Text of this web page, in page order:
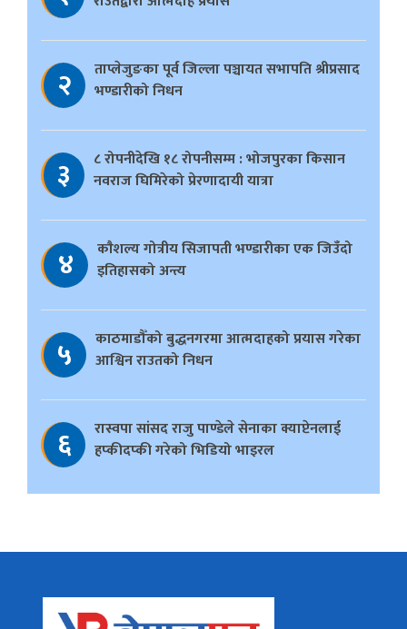
२
ताप्लेजुङका पूर्व जिल्ला पञ्चायत सभापति श्रीप्रसाद
भण्डारीको निधन
३
८ रोपनीदेखि १८ रोपनीसम्म : भोजपुरका किसान
नवराज घिमिरेको प्रेरणादायी यात्रा
४
काैशल्य गोत्रीय सिजापती भण्डारीका एक जिउँदो
इतिहासको अन्त्य
५
काठमाडौँको बुद्धनगरमा आत्मदाहको प्रयास गरेका
आश्विन राउतको निधन
६
रास्वपा सांसद राजु पाण्डेले सेनाका क्याप्टेनलाई
हप्कीदप्की गरेको भिडियो भाइरल